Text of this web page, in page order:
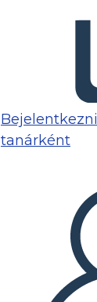
Bejelentkezni
tanárként